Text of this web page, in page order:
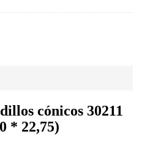
cónicos 30211
* 22,75)